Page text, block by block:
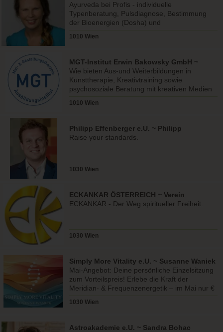
Ayurveda bei Profis - individuelle
Typenberatung, Pulsdiagnose, Bestimmung
der Bioenergien (Dosha) und
1010 Wien
MGT-Institut Erwin Bakowsky GmbH ~
Erwin Bakowsky
Wie bieten Aus-und Weiterbildungen in
Kunsttherapie, Kreativtraining sowie
psychosoziale Beratung mit kreativen Medien
1010 Wien
Philipp Effenberger e.U. ~ Philipp
Effenberger
Raise your standards.
1030 Wien
ECKANKAR ÖSTERREICH ~ Verein
ECKANKAR ÖSTERREICH
ECKANKAR - Der Weg spiritueller Freiheit.
1030 Wien
Simply More Vitality e.U. ~ Susanne Waniek
Mai-Angebot: Deine persönliche Einzelsitzung
zum Vorteilspreis! Erlebe die Kraft der
Meridian- & Frequenzenergetik – im Mai nur €
1030 Wien
Astroakademie e.U. ~ Sandra Bohac